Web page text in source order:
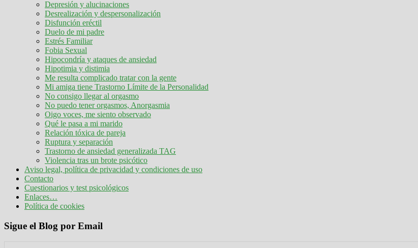
Depresión y alucinaciones
Desrealización y despersonalización
Disfunción eréctil
Duelo de mi padre
Estrés Familiar
Fobia Sexual
Hipocondría y ataques de ansiedad
Hipotimia y distimia
Me resulta complicado tratar con la gente
Mi amiga tiene Trastorno Límite de la Personalidad
No consigo llegar al orgasmo
No puedo tener orgasmos, Anorgasmia
Oigo voces, me siento observado
Qué le pasa a mi marido
Relación tóxica de pareja
Ruptura y separación
Trastorno de ansiedad generalizada TAG
Violencia tras un brote psicótico
Aviso legal, política de privacidad y condiciones de uso
Contacto
Cuestionarios y test psicológicos
Enlaces…
Política de cookies
Sigue el Blog por Email